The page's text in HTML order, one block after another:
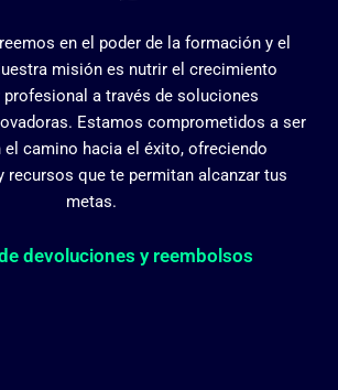
en el poder de la formación y el
misión es nutrir el crecimiento
profesional a través de soluciones
Estamos comprometidos a ser
el camino hacia el éxito, ofreciendo
recursos que te permitan alcanzar tus
metas.
devoluciones y reembolsos